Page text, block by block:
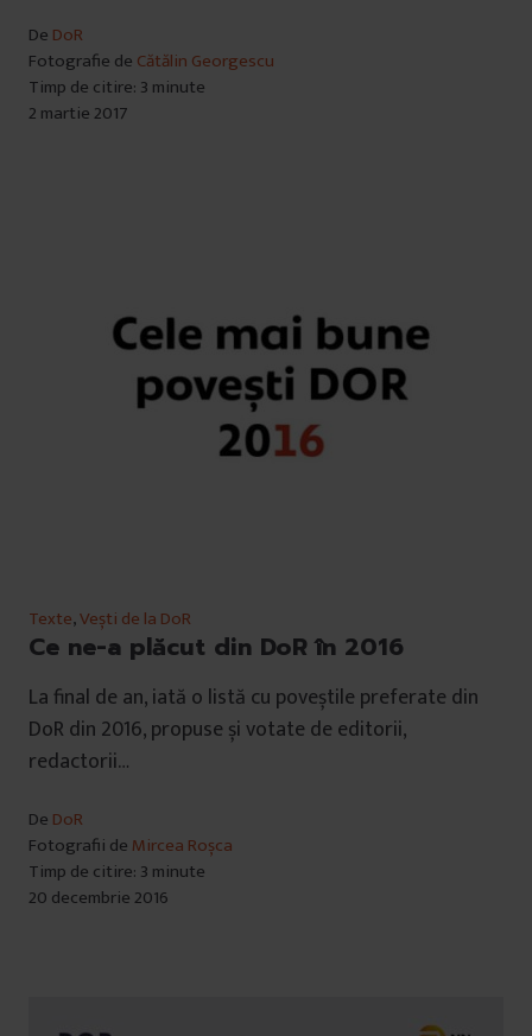
De DoR
Fotografie de Cătălin Georgescu
Timp de citire: 3 minute
2 martie 2017
Texte,Vești de la DoR
Ce ne-a plăcut din DoR în 2016
La final de an, iată o listă cu poveștile preferate din
DoR din 2016, propuse și votate de editorii,
redactorii…
De DoR
Fotografii de Mircea Roșca
Timp de citire: 3 minute
20 decembrie 2016